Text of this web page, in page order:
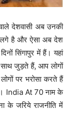
देशवासी अब उनकी
लगे है और ऐसा अब देश
सिंगापुर में हैं। यहां
जुड़ते हैं, आप लोगों
पर भरोसा करते हैं
India At 70 नाम के
के जरिये राजनीति में